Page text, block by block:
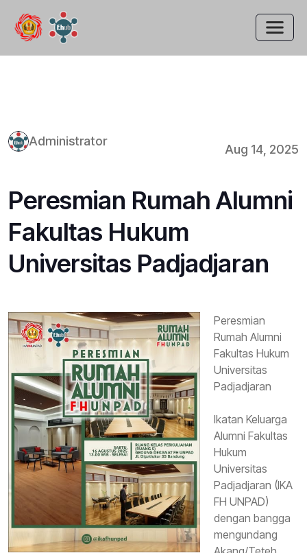
Administrator
Aug 14, 2025
Peresmian Rumah Alumni
Fakultas Hukum
Universitas Padjadjaran
Peresmian
Rumah Alumni
Fakultas Hukum
Universitas
Padjadjaran
Ikatan Keluarga
Alumni Fakultas
Hukum
Universitas
Padjadjaran (IKA
FH UNPAD)
dengan bangga
mengundang